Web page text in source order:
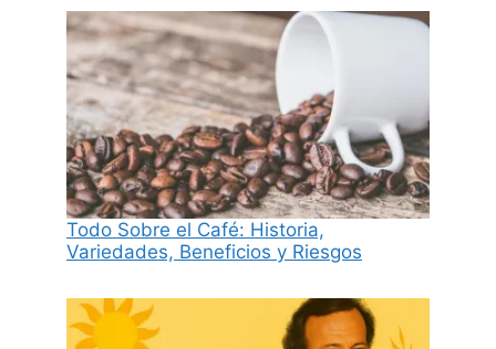
Todo Sobre el Café: Historia,
Variedades, Beneficios y Riesgos